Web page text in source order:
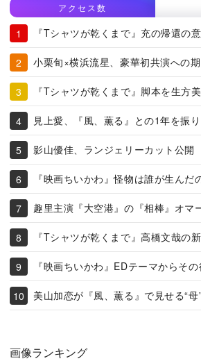
アクセス数
『Tシャツが乾くまで』充の帰還の
小栗旬×横浜流星、豪華初共演への
『Tシャツが乾くまで』脚本を生方
見上愛、『風、薫る』との1年を振
影山優佳、ランジェリーカット公開
『映画ちいかわ』怪物は誰が生ん
趣里主演『大空港』の『相棒』オマ
『Tシャツが乾くまで』高橋文哉の
『映画ちいかわ』EDテーマからそ
美山加恋が『風、薫る』で見せる“母
画像ランキング